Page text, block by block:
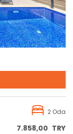
2 Oda
7.858,00 TRY